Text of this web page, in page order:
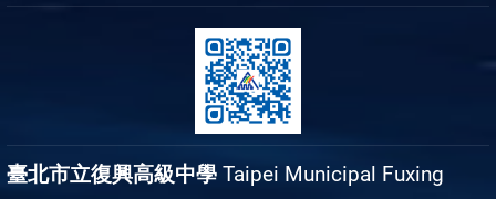
臺北市立復興高級中學 Taipei Municipal Fuxing